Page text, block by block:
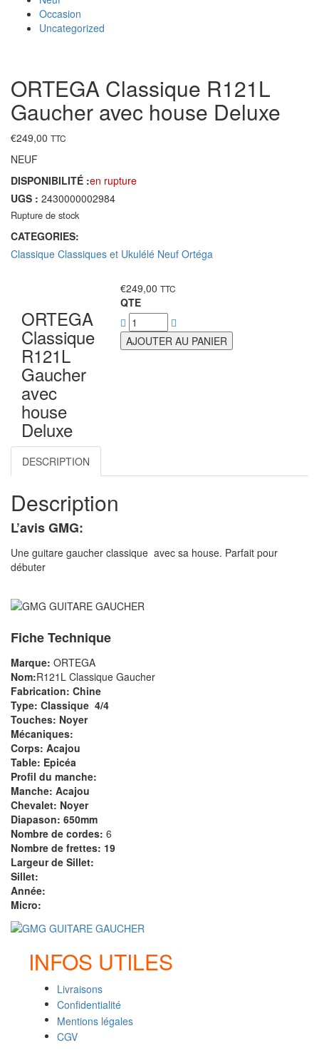
Occasion
Uncategorized
ORTEGA Classique R121L
Gaucher avec house Deluxe
€249,00 TTC
NEUF
DISPONIBILITÉ :en rupture
UGS : 2430000002984
Rupture de stock
CATEGORIES:
Classique Classiques et Ukulélé Neuf Ortéga
ORTEGA
Classique
R121L
Gaucher
avec
house
Deluxe
€249,00 TTC
QTE
AJOUTER AU PANIER
DESCRIPTION
Description
L’avis GMG:
Une guitare gaucher classique avec sa house. Parfait pour
débuter
Fiche Technique
Marque: ORTEGA
Nom:R121L Classique Gaucher
Fabrication: Chine
Type: Classique 4/4
Touches: Noyer
Mécaniques:
Corps: Acajou
Table: Epicéa
Profil du manche:
Manche: Acajou
Chevalet: Noyer
Diapason: 650mm
Nombre de cordes: 6
Nombre de frettes: 19
Largeur de Sillet:
Sillet:
Année:
Micro:
INFOS UTILES
Livraisons
Confidentialité
Mentions légales
CGV